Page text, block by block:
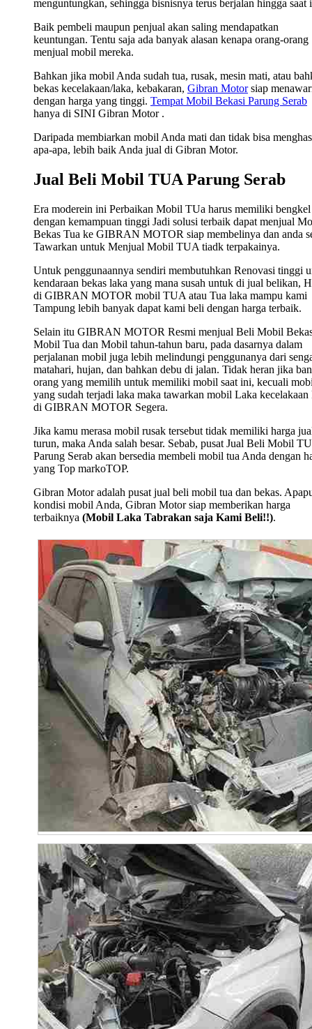
menguntungkan, sehingga bisnisnya terus berjalan hingga saat
Baik pembeli maupun penjual akan saling mendapatkan
keuntungan. Tentu saja ada banyak alasan kenapa orang-orang
menjual mobil mereka.
Bahkan jika mobil Anda sudah tua, rusak, mesin mati, atau
bekas kecelakaan/laka, kebakaran, Gibran Motorsiap
dengan harga yang tinggi. Tempat Mobil Bekasi Parung Serab
hanya di SINI Gibran Motor .
Daripada membiarkan mobil Anda mati dan tidak bisa
apa-apa, lebih baik Anda jual di Gibran Motor.
Jual Beli Mobil TUA Parung Serab
Era moderein ini Perbaikan Mobil TUa harus memiliki bengkel
dengan kemampuan tinggi Jadi solusi terbaik dapat menjual
Bekas Tua ke GIBRAN MOTOR siap membelinya dan anda
Tawarkan untuk Menjual Mobil TUA tiadk terpakainya.
Untuk penggunaannya sendiri membutuhkan Renovasi tinggi
kendaraan bekas laka yang mana susah untuk di jual belikan,
di GIBRAN MOTOR mobil TUA atau Tua laka mampu kami
Tampung lebih banyak dapat kami beli dengan harga terbaik.
Selain itu GIBRAN MOTOR Resmi menjual Beli Mobil
Mobil Tua dan Mobil tahun-tahun baru, pada dasarnya dalam
perjalanan mobil juga lebih melindungi penggunanya dari
matahari, hujan, dan bahkan debu di jalan. Tidak heran jika
orang yang memilih untuk memiliki mobil saat ini, kecuali
yang sudah terjadi laka maka tawarkan mobil Laka kecelakaan
di GIBRAN MOTOR Segera.
Jika kamu merasa mobil rusak tersebut tidak memiliki harga
turun, maka Anda salah besar. Sebab, pusat Jual Beli Mobil
Parung Serab akan bersedia membeli mobil tua Anda dengan
yang Top markoTOP.
Gibran Motor adalah pusat jual beli mobil tua dan bekas.
kondisi mobil Anda, Gibran Motor siap memberikan harga
terbaiknya (Mobil Laka Tabrakan saja Kami Beli!!).